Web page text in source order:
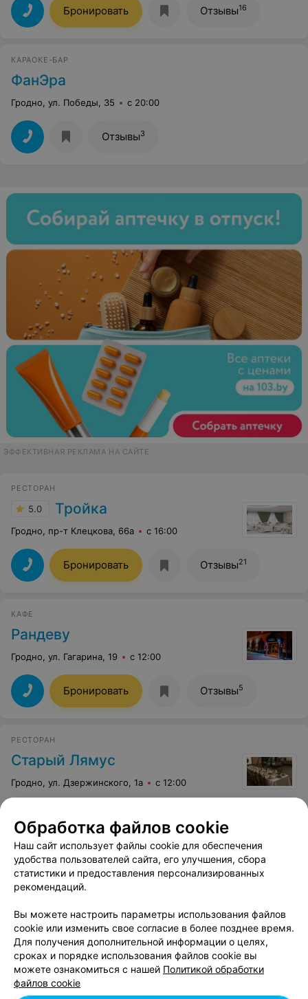
Бронировать Отзывы16
КАРАОКЕ-БАР
ФанЭра
Гродно, ул. Победы, 35 с 20:00
Отзывы3
ЭФФЕКТИВНАЯ РЕКЛАМА НА САЙТЕ
РЕСТОРАН
5.0 Тройка
Гродно, пр-т Клецкова, 66а с 16:00
Бронировать Отзывы21
КАФЕ
Рандеву
Гродно, ул. Гагарина, 19 с 12:00
Бронировать Отзывы5
РЕСТОРАН
Старый Лямус
Гродно, ул. Дзержинского, 1а с 12:00
КАФЕ
5.0 Рогнеда
с 12:00
Отзывы2
Обработка файлов cookie
Наш сайт использует файлы cookie для обеспечения
удобства пользователей сайта, его улучшения, сбора
статистики и предоставления персонализированных
рекомендаций.
Вы можете настроить параметры использования файлов
cookie или изменить свое согласие в более позднее время.
Для получения дополнительной информации о целях,
сроках и порядке использования файлов cookie вы
можете ознакомиться с нашей Политикой обработки
файлов cookie